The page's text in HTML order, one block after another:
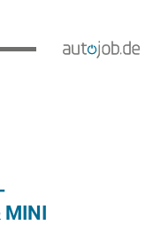
MINI